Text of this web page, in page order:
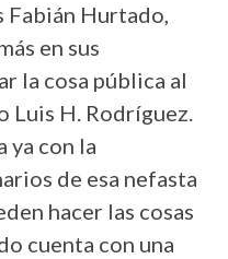
Fabián Hurtado,
en sus
la cosa pública al
Luis H. Rodríguez.
ya con la
de esa nefasta
hacer las cosas
cuenta con una